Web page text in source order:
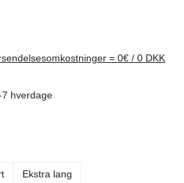
= 0€ / 0 DKK
hverdage
Ekstra lang